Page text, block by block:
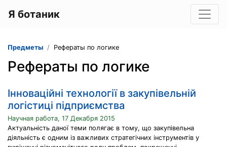
Я ботаник
Предметы Рефераты по логике
Рефераты по логике
Інноваційні технології в закупівельній
логістиці підприємства
Научная работа, 17 Декабря 2015
Актуальність даної теми полягає в тому, що закупівельна
діяльність є одним із важливих стратегічних інструментів у